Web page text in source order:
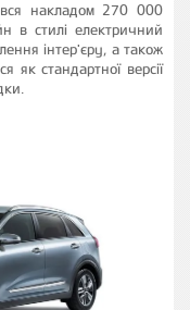
накладом 270 000
в стилі електричний
інтер'єру, а також
як стандартної версії